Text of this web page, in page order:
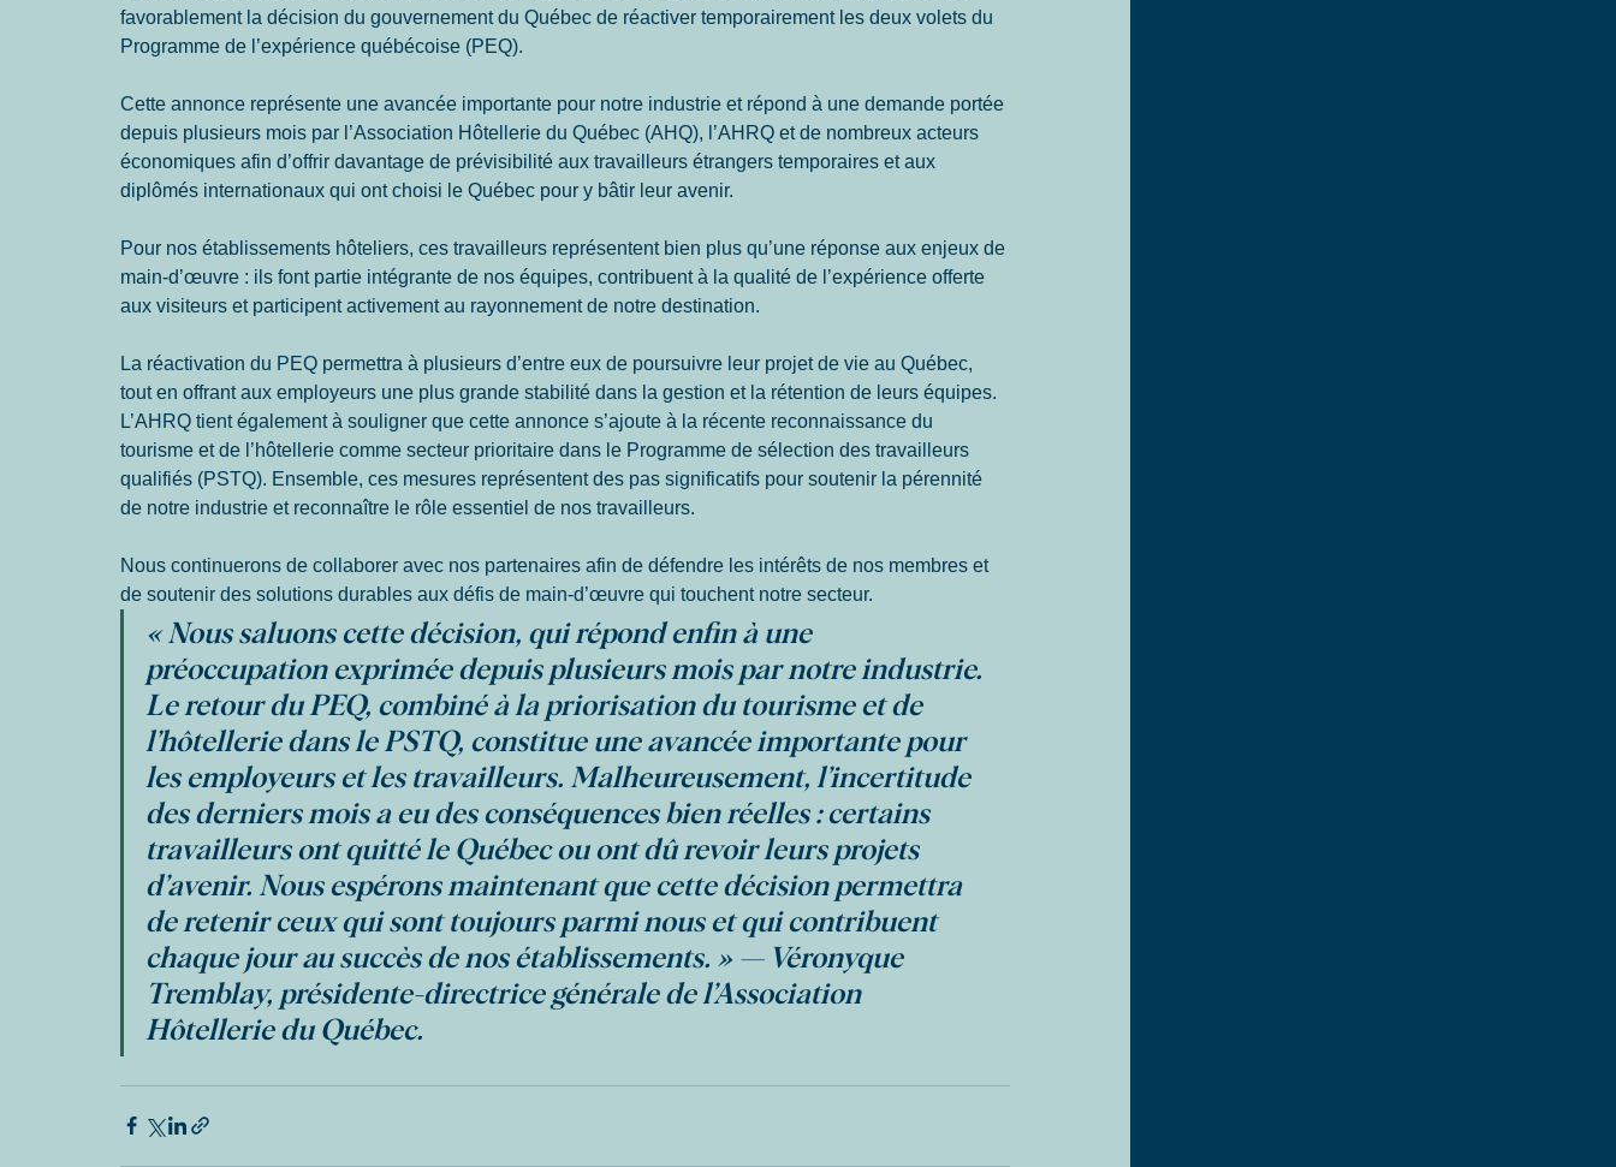
favorablement la décision du gouvernement du Québec de réactiver temporairement les deux volets du
Programme de l’expérience québécoise (PEQ).
Cette annonce représente une avancée importante pour notre industrie et répond à une demande portée
depuis plusieurs mois par l’Association Hôtellerie du Québec (AHQ), l’AHRQ et de nombreux acteurs
économiques afin d’offrir davantage de prévisibilité aux travailleurs étrangers temporaires et aux
diplômés internationaux qui ont choisi le Québec pour y bâtir leur avenir.
Pour nos établissements hôteliers, ces travailleurs représentent bien plus qu’une réponse aux enjeux de
main-d’œuvre : ils font partie intégrante de nos équipes, contribuent à la qualité de l’expérience offerte
aux visiteurs et participent activement au rayonnement de notre destination.
La réactivation du PEQ permettra à plusieurs d’entre eux de poursuivre leur projet de vie au Québec,
tout en offrant aux employeurs une plus grande stabilité dans la gestion et la rétention de leurs équipes.
L’AHRQ tient également à souligner que cette annonce s’ajoute à la récente reconnaissance du
tourisme et de l’hôtellerie comme secteur prioritaire dans le Programme de sélection des travailleurs
qualifiés (PSTQ). Ensemble, ces mesures représentent des pas significatifs pour soutenir la pérennité
de notre industrie et reconnaître le rôle essentiel de nos travailleurs.
Nous continuerons de collaborer avec nos partenaires afin de défendre les intérêts de nos membres et
de soutenir des solutions durables aux défis de main-d’œuvre qui touchent notre secteur.
« Nous saluons cette décision, qui répond enfin à une
préoccupation exprimée depuis plusieurs mois par notre industrie.
Le retour du PEQ, combiné à la priorisation du tourisme et de
l’hôtellerie dans le PSTQ, constitue une avancée importante pour
les employeurs et les travailleurs. Malheureusement, l’incertitude
des derniers mois a eu des conséquences bien réelles : certains
travailleurs ont quitté le Québec ou ont dû revoir leurs projets
d’avenir. Nous espérons maintenant que cette décision permettra
de retenir ceux qui sont toujours parmi nous et qui contribuent
chaque jour au succès de nos établissements. » — Véronyque
Tremblay, présidente-directrice générale de l’Association
Hôtellerie du Québec.